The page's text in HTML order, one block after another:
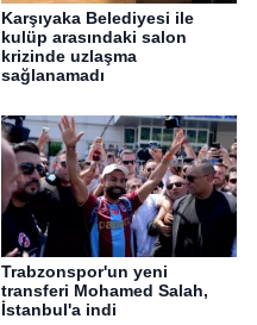
Karşıyaka Belediyesi ile
kulüp arasındaki salon
krizinde uzlaşma
sağlanamadı
Trabzonspor'un yeni
transferi Mohamed Salah,
İstanbul'a indi